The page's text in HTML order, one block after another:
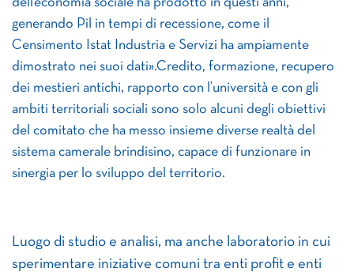
dell’economia sociale ha prodotto in questi anni,
generando Pil in tempi di recessione, come il
Censimento Istat Industria e Servizi ha ampiamente
dimostrato nei suoi dati».Credito, formazione, recupero
dei mestieri antichi, rapporto con l’università e con gli
ambiti territoriali sociali sono solo alcuni degli obiettivi
del comitato che ha messo insieme diverse realtà del
sistema camerale brindisino, capace di funzionare in
sinergia per lo sviluppo del territorio.
Luogo di studio e analisi, ma anche laboratorio in cui
sperimentare iniziative comuni tra enti profit e enti